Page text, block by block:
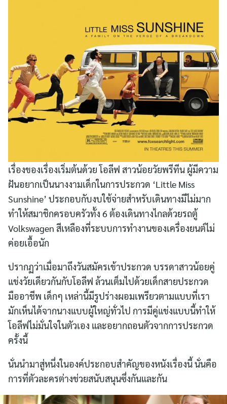
เรื่องของเรื่องเริ่มต้นด้วย โอลีฟ สาวน้อยวัยพรีทีน ผู้มีความ
ฝันอยากเป็นนางงามเด็กในการประกวด ‘Little Miss
Sunshine’ ประกอบกับงบใช้จ่ายสำหรับเดินทางมีไม่มาก
ทำให้สมาชิกครอบครัวทั้ง 6 ต้องเดินทางไกลด้วยรถตู้
Volkswagen สีเหลืองที่ระบบการทำงานของเครื่องยนต์ไม่
ค่อยเอื้อนัก
ปรากฏว่าเมื่อมาถึงวันสมัครเข้าประกวด บรรดาสาวน้อยคู่
แข่งวัยเดียวกันกับโอลีฟ ล้วนเต็มไปด้วยเด็กสายประกวด
มืออาชีพ เด็กๆ เหล่านี้มีรูปร่างผอมเพรียวตามแบบที่เรา
มักเห็นได้จากนางแบบผู้ใหญ่ทั่วไป การมีคู่แข่งแบบนี้ทำให้
โอลีฟไม่มั่นใจในตัวเอง และอยากถอนตัวจากการประกวด
ครั้งนี้
นั่นนำมาสู่หนึ่งในองค์ประกอบสำคัญของหนังเรื่องนี้ นั่นคือ
การที่ตัวละครต่างช่วยสนับสนุนซึ่งกันและกัน